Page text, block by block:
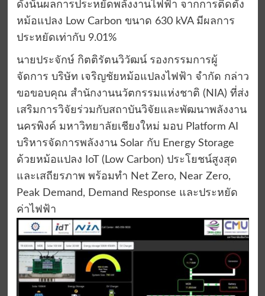
ดังนั้นผลการประหยัดพลังงานไฟฟ้า จากการติดตั้ง
หม้อแปลง Low Carbon ขนาด 630 kVA มีผลการ
ประหยัดเท่ากับ 9.01%
นายประจักษ์ กิตติรัตนวิวัฒน์ รองกรรมการผู้
จัดการ บริษัท เจริญชัยหม้อแปลงไฟฟ้า จำกัด กล่าว
ขอขอบคุณ สำนักงานนวัตกรรมแห่งชาติ (NIA) ที่ส่ง
เสริมการวิจัยร่วมกับสถาบันวิจัยและพัฒนาพลังงาน
นครพิงค์ มหาวิทยาลัยเชียงใหม่ มอบ Platform AI
บริหารจัดการพลังงาน Solar กับ Energy Storage
ด้วยหม้อแปลง IoT (Low Carbon) ประโยชน์สูงสุด
และเสถียรภาพ พร้อมทำ Net Zero, Near Zero,
Peak Demand, Demand Response และประหยัด
ค่าไฟฟ้า